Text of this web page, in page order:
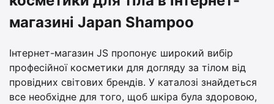
магазині Japan Shampoo
Інтернет-магазин JS пропонує широкий вибір
професійної косметики для догляду за тілом від
провідних світових брендів. У каталозі знайдеться
все необхідне для того, щоб шкіра була здоровою,